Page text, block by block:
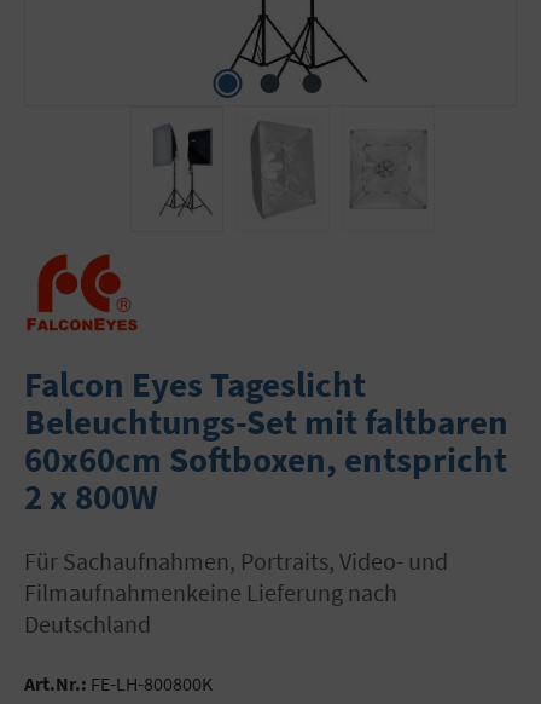
Falcon Eyes Tageslicht
Beleuchtungs-Set mit faltbaren
60x60cm Softboxen, entspricht
2 x 800W
für Sachaufnahmen, Portraits, Video- und
Filmaufnahmenkeine Lieferung nach
Deutschland
Art.Nr.: FE-LH-800800K